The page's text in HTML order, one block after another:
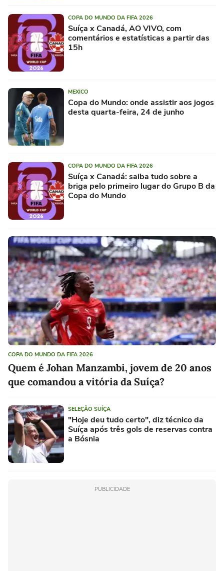
COPA DO MUNDO DA FIFA 2026
Suíça x Canadá, AO VIVO, com
comentários e estatísticas a partir das
15h
MEXICO
Copa do Mundo: onde assistir aos jogos
desta quarta-feira, 24 de junho
COPA DO MUNDO DA FIFA 2026
Suíça x Canadá: saiba tudo sobre a
briga pelo primeiro lugar do Grupo B da
Copa do Mundo
COPA DO MUNDO DA FIFA 2026
Quem é Johan Manzambi, jovem de 20 anos
que comandou a vitória da Suíça?
SELEÇÃO SUÍÇA
"Hoje deu tudo certo", diz técnico da
Suíça após três gols de reservas contra
a Bósnia
PUBLICIDADE